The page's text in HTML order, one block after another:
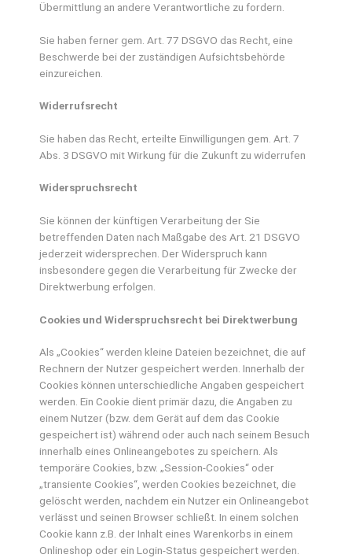
Übermittlung an andere Verantwortliche zu fordern.
Sie haben ferner gem. Art. 77 DSGVO das Recht, eine
Beschwerde bei der zuständigen Aufsichtsbehörde
einzureichen.
Widerrufsrecht
Sie haben das Recht, erteilte Einwilligungen gem. Art. 7
Abs. 3 DSGVO mit Wirkung für die Zukunft zu widerrufen
Widerspruchsrecht
Sie können der künftigen Verarbeitung der Sie
betreffenden Daten nach Maßgabe des Art. 21 DSGVO
jederzeit widersprechen. Der Widerspruch kann
insbesondere gegen die Verarbeitung für Zwecke der
Direktwerbung erfolgen.
Cookies und Widerspruchsrecht bei Direktwerbung
Als „Cookies“ werden kleine Dateien bezeichnet, die auf
Rechnern der Nutzer gespeichert werden. Innerhalb der
Cookies können unterschiedliche Angaben gespeichert
werden. Ein Cookie dient primär dazu, die Angaben zu
einem Nutzer (bzw. dem Gerät auf dem das Cookie
gespeichert ist) während oder auch nach seinem Besuch
innerhalb eines Onlineangebotes zu speichern. Als
temporäre Cookies, bzw. „Session-Cookies“ oder
„transiente Cookies“, werden Cookies bezeichnet, die
gelöscht werden, nachdem ein Nutzer ein Onlineangebot
verlässt und seinen Browser schließt. In einem solchen
Cookie kann z.B. der Inhalt eines Warenkorbs in einem
Onlineshop oder ein Login-Status gespeichert werden.